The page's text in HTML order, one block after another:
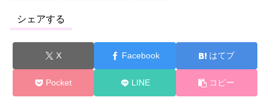
シェアする
X Facebook はてブ
Pocket LINE コピー